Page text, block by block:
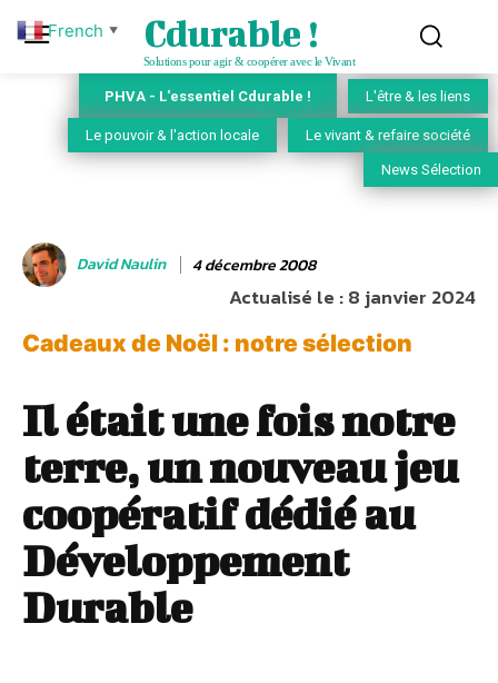
Cdurable !
Solutions pour agir & coopérer avec le Vivant
PHVA - L'essentiel Cdurable ! L'être & les liens
Le pouvoir & l'action locale Le vivant & refaire société
News Sélection
David Naulin 4 décembre 2008
Actualisé le :8 janvier 2024
Cadeaux de Noël : notre sélection
Il était une fois notre
terre, un nouveau jeu
coopératif dédié au
Développement
Durable
French ▼